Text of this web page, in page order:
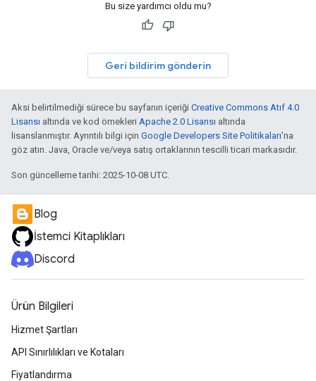
Bu size yardımcı oldu mu?
Geri bildirim gönderin
Aksi belirtilmediği sürece bu sayfanın içeriği Creative Commons Atıf 4.0
Lisansı altında ve kod örnekleri Apache 2.0 Lisansı altında
lisanslanmıştır. Ayrıntılı bilgi için Google Developers Site Politikaları'na
göz atın. Java, Oracle ve/veya satış ortaklarının tescilli ticari markasıdır.
Son güncelleme tarihi: 2025-10-08 UTC.
Blog
İstemci Kitaplıkları
Discord
Ürün Bilgileri
Hizmet Şartları
API Sınırlılıkları ve Kotaları
Fiyatlandırma